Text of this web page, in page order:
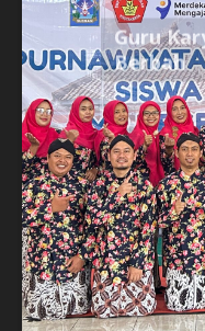
Guru
Berbah